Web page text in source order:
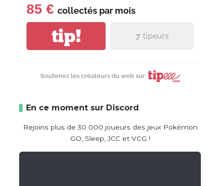
85 € collectés par mois
tip! 7 tipeurs
Soutenez les créateurs du web sur
En ce moment sur Discord
Rejoins plus de 30 000 joueurs des jeux Pokémon
GO, Sleep, JCC et VCG !